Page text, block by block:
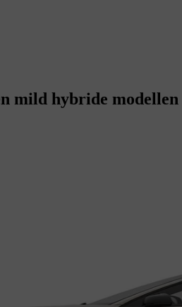
mild hybride modellen